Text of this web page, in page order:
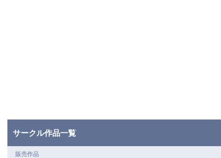
サークル作品一覧
販売作品